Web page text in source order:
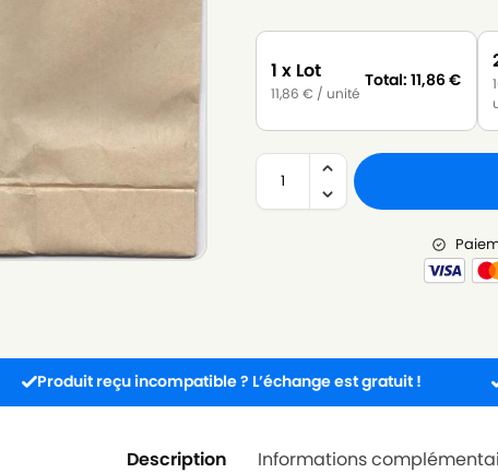
1 x Lot
11,86€ / unité
Total: 11,86€
reçu incompatible ? L’échange est gratuit ! Service
Description Informations